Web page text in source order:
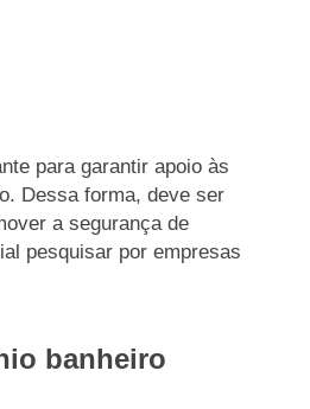
para garantir apoio às
Dessa forma, deve ser
a segurança de
pesquisar por empresas
banheiro